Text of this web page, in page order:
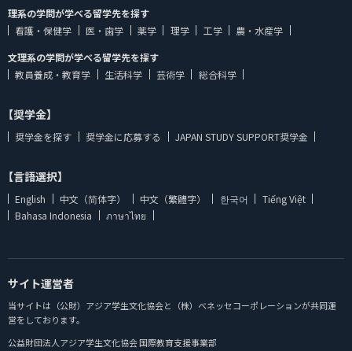
理系の学問が学べる留学先を探す
看護・保健学
医・歯学 薬学 理学 工学
農・水産学
文理系の学問が学べる留学先を探す
教員養成・教育学
生活科学 芸術学 総合科学
【奨学金】
奨学金を探す 奨学金に応募する JAPAN STUDY SUPPORT奨学金
【言語選択】
English 中文（简体字） 中文（繁體字） 한국어
Tiếng Việt
Bahasa Indonesia
ภาษาไทย
サイト運営者
当サイトは（公財）アジア学生文化協会と（株）ベネッセコーポレーションが共同運
営をしております。
公益財団法人アジア学生文化協会 国際教育支援事業部